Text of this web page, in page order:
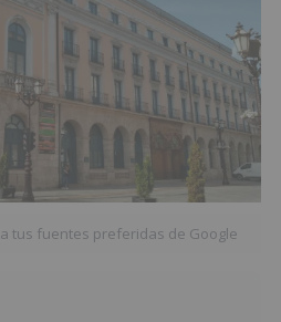
a tus fuentes preferidas de Google